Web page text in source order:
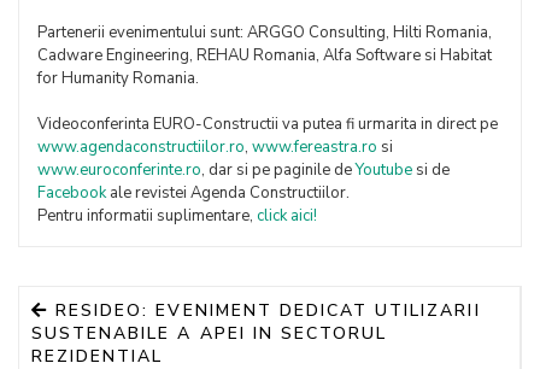
Partenerii evenimentului sunt: ARGGO Consulting, Hilti Romania,
Cadware Engineering, REHAU Romania, Alfa Software si Habitat
for Humanity Romania.
Videoconferinta EURO-Constructii va putea fi urmarita in direct pe
www.agendaconstructiilor.ro, www.fereastra.ro si
www.euroconferinte.ro, dar si pe paginile deYoutube si de
Facebookale revistei Agenda Constructiilor.
Pentru informatii suplimentare, click aici!
RESIDEO: EVENIMENT DEDICAT UTILIZARII
SUSTENABILE A APEI IN SECTORUL
REZIDENTIAL